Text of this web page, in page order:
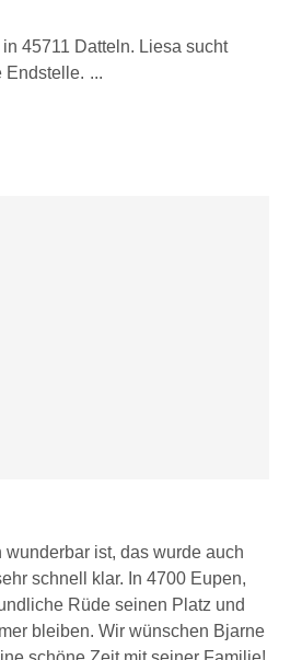
45711 Datteln. Liesa sucht
Endstelle.
wunderbar ist, das wurde auch
schnell klar. In 4700 Eupen,
Rüde seinen Platz und
bleiben. Wir wünschen Bjarne